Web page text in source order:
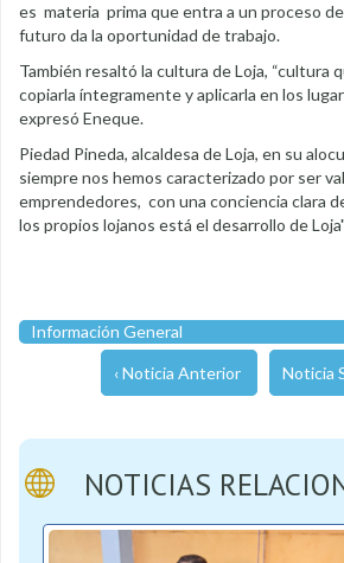
es materia prima que entra a un proceso
futuro da la oportunidad de trabajo.
También resaltó la cultura de Loja, “cultura
copiarla íntegramente y aplicarla en los
expresó Eneque.
Piedad Pineda, alcaldesa de Loja, en su
siempre nos hemos caracterizado por ser
emprendedores, con una conciencia clara
los propios lojanos está el desarrollo de
Información General
‹ Noticia Anterior Noticia
NOTICIAS